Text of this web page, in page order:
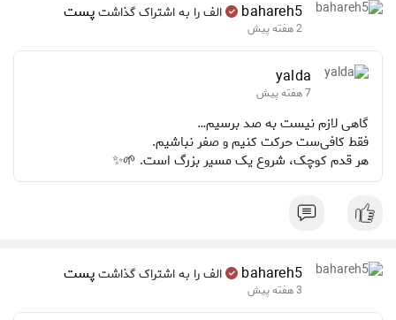
bahareh5 الف را به اشتراک گذاشتپست
2 هفته پیش
yalda
7 هفته پیش
گاهی لازم نیست به صد برسیم…
فقط کافی‌ست حرکت کنیم و صفر نباشیم.
هر قدم کوچک، شروع یک مسیر بزرگ است. 🌱✨
bahareh5 الف را به اشتراک گذاشتپست
3 هفته پیش